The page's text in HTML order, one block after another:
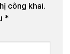
công khai.
*